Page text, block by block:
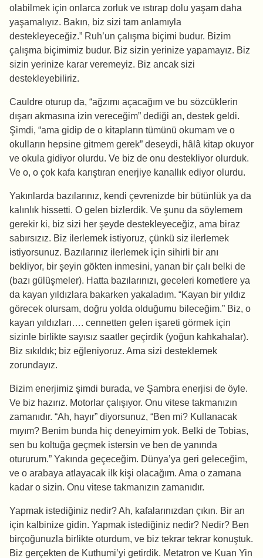
olabilmek için onlarca zorluk ve ıstırap dolu yaşam daha
yaşamalıyız. Bakın, biz sizi tam anlamıyla
destekleyeceğiz.” Ruh’un çalışma biçimi budur. Bizim
çalışma biçimimiz budur. Biz sizin yerinize yapamayız. Biz
sizin yerinize karar veremeyiz. Biz ancak sizi
destekleyebiliriz.
Cauldre oturup da, “ağzımı açacağım ve bu sözcüklerin
dışarı akmasına izin vereceğim” dediği an, destek geldi.
Şimdi, “ama gidip de o kitapların tümünü okumam ve o
okulların hepsine gitmem gerek” deseydi, hâlâ kitap okuyor
ve okula gidiyor olurdu. Ve biz de onu destekliyor olurduk.
Ve o, o çok kafa karıştıran enerjiye kanallık ediyor olurdu.
Yakınlarda bazılarınız, kendi çevrenizde bir bütünlük ya da
kalınlık hissetti. O gelen bizlerdik. Ve şunu da söylemem
gerekir ki, biz sizi her şeyde destekleyeceğiz, ama biraz
sabırsızız. Biz ilerlemek istiyoruz, çünkü siz ilerlemek
istiyorsunuz. Bazılarınız ilerlemek için sihirli bir anı
bekliyor, bir şeyin gökten inmesini, yanan bir çalı belki de
(bazı gülüşmeler). Hatta bazılarınızı, geceleri kometlere ya
da kayan yıldızlara bakarken yakaladım. “Kayan bir yıldız
görecek olursam, doğru yolda olduğumu bileceğim.” Biz, o
kayan yıldızları…. cennetten gelen işareti görmek için
sizinle birlikte sayısız saatler geçirdik (yoğun kahkahalar).
Biz sıkıldık; biz eğleniyoruz. Ama sizi desteklemek
zorundayız.
Bizim enerjimiz şimdi burada, ve Şambra enerjisi de öyle.
Ve biz hazırız. Motorlar çalışıyor. Onu vitese takmanızın
zamanıdır. “Ah, hayır” diyorsunuz, “Ben mi? Kullanacak
mıyım? Benim bunda hiç deneyimim yok. Belki de Tobias,
sen bu koltuğa geçmek istersin ve ben de yanında
otururum.” Yakında geçeceğim. Dünya’ya geri geleceğim,
ve o arabaya atlayacak ilk kişi olacağım. Ama o zamana
kadar o sizin. Onu vitese takmanızın zamanıdır.
Yapmak istediğiniz nedir? Ah, kafalarınızdan çıkın. Bir an
için kalbinize gidin. Yapmak istediğiniz nedir? Nedir? Ben
birçoğunuzla birlikte oturdum, ve biz tekrar tekrar konuştuk.
Biz gerçekten de Kuthumi’yi getirdik. Metatron ve Kuan Yin